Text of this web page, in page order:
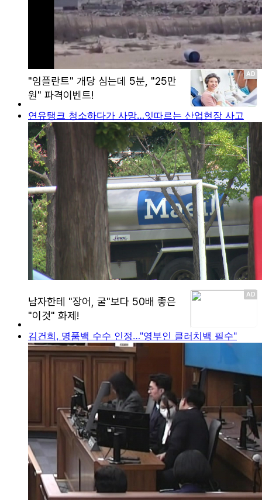
연유탱크 청소하다가 사망…잇따르는 산업현장 사고
김건희, 명품백 수수 인정…"영부인 클러치백 필수"